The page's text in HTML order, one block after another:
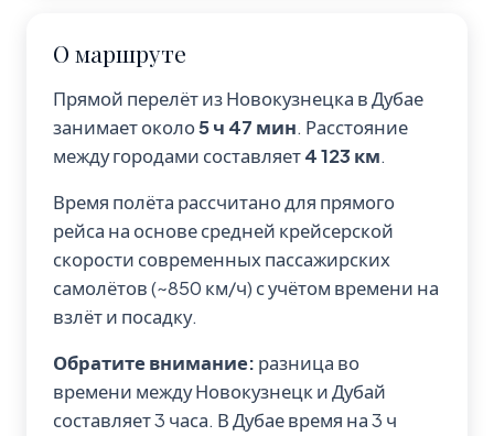
О маршруте
Прямой перелёт из Новокузнецка в Дубае
занимает около5 ч 47 мин. Расстояние
между городами составляет4 123 км.
Время полёта рассчитано для прямого
рейса на основе средней крейсерской
скорости современных пассажирских
самолётов (~850 км/ч) с учётом времени на
взлёт и посадку.
Обратите внимание: разница во
времени между Новокузнецк и Дубай
составляет 3 часа. В Дубае время на 3 ч